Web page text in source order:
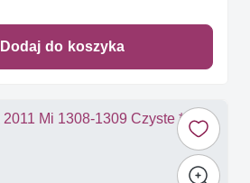
Dodaj do koszyka